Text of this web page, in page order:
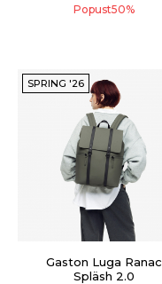
Popust50%
SPRING '26
Gaston Luga Ranac
Spläsh 2.0